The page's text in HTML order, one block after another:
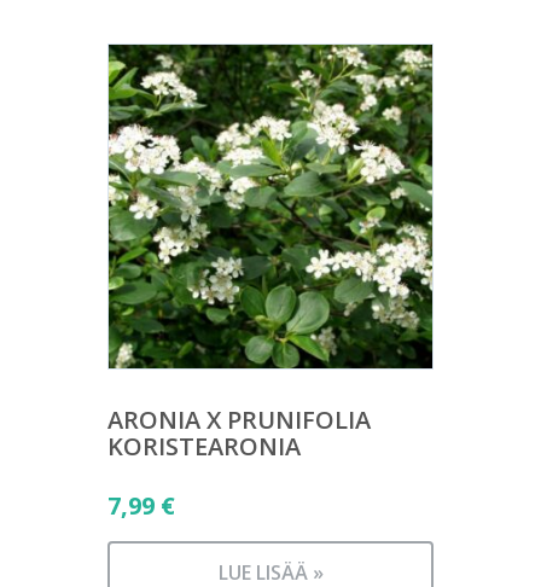
ARONIA X PRUNIFOLIA
KORISTEARONIA
7,99 €
LUE LISÄÄ »